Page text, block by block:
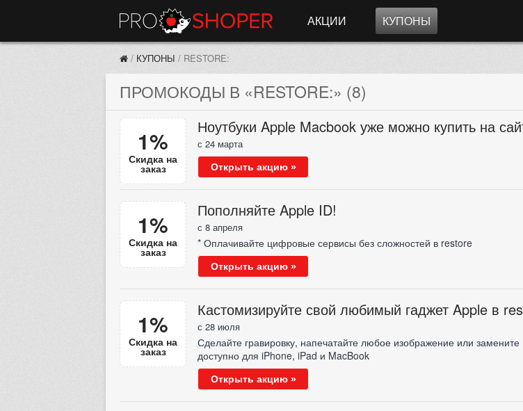
АКЦИИ КУПОНЫ
/ КУПОНЫ / RESTORE:
ПРОМОКОДЫ В «RESTORE:» (8)
1%
Скидка на
заказ
Ноутбуки Apple Macbook уже можно купить на
с 24 марта
Открыть акцию »
1%
Скидка на
заказ
Пополняйте Apple ID!
с 8 апреля
* Оплачивайте цифровые сервисы без сложностей в restore
Открыть акцию »
1%
Скидка на
заказ
Кастомизируйте свой любимый гаджет Apple в
с 28 июля
Сделайте гравировку, напечатайте любое изображение или
доступно для iPhone, iPad и MacBook
Открыть акцию »